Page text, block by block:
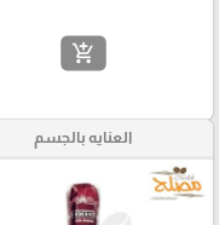
add_shopping_cart
العنايه بالجسم